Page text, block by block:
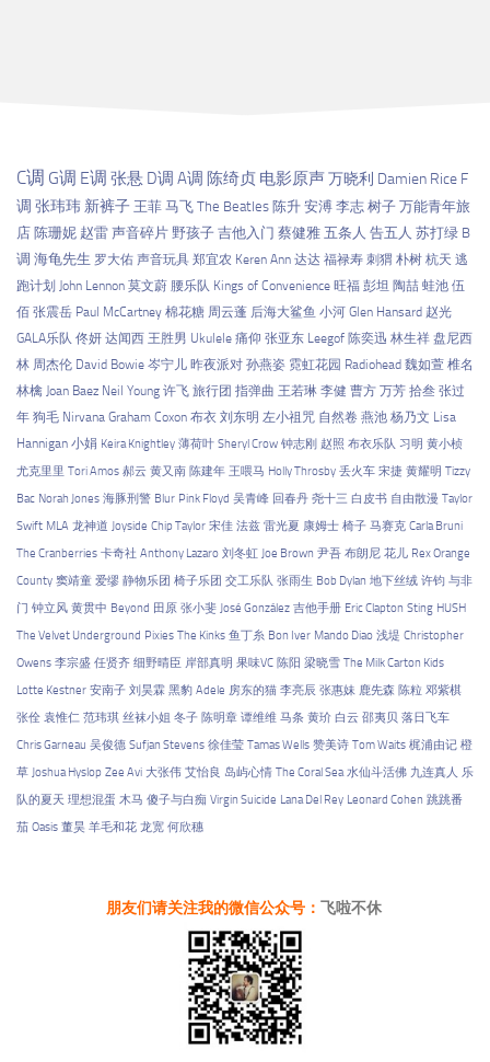
C调 G调 E调 张悬 D调 A调 陈绮贞 电影原声万晓利 Damien Rice F
调 张玮玮 新裤子 王菲马飞 The Beatles 陈升 安溥 李志 树子 万能青年旅
店 陈珊妮 赵雷 声音碎片 野孩子 吉他入门 蔡健雅 五条人 告五人 苏打绿 B
调 海龟先生 罗大佑 声音玩具 郑宜农 Keren Ann 达达 福禄寿 刺猬 朴树 杭天 逃
跑计划 John Lennon 莫文蔚 腰乐队 Kings of Convenience 旺福 彭坦 陶喆 蛙池 伍
佰 张震岳 Paul McCartney 棉花糖 周云蓬 后海大鲨鱼 小河 Glen Hansard 赵光
GALA乐队 佟妍 达闻西 王胜男 Ukulele 痛仰 张亚东 Leegof 陈奕迅 林生祥 盘尼西
林 周杰伦 David Bowie 岑宁儿 昨夜派对 孙燕姿 霓虹花园 Radiohead 魏如萱 椎名
林檎 Joan Baez Neil Young 许飞 旅行团 指弹曲 王若琳 李健 曹方 万芳 拾叁 张过
年 狗毛 Nirvana Graham Coxon 布衣 刘东明 左小祖咒 自然卷 燕池 杨乃文 Lisa
Hannigan 小娟 Keira Knightley 薄荷叶 Sheryl Crow 钟志刚 赵照 布衣乐队 习明 黄小桢
尤克里里 Tori Amos 郝云 黄又南 陈建年 王喂马 Holly Throsby 丢火车 宋捷 黄耀明 Tizzy
Bac Norah Jones 海豚刑警 Blur Pink Floyd 吴青峰 回春丹 尧十三 白皮书 自由散漫 Taylor
Swift MLA 龙神道 Joyside Chip Taylor 宋佳 法兹 雷光夏 康姆士 椅子 马赛克 Carla Bruni
The Cranberries 卡奇社 Anthony Lazaro 刘冬虹 Joe Brown 尹吾 布朗尼 花儿 Rex Orange
County 窦靖童 爱缪 静物乐团 椅子乐团 交工乐队 张雨生 Bob Dylan 地下丝绒 许钧 与非
门 钟立风 黄贯中 Beyond 田原 张小斐 José González 吉他手册 Eric Clapton Sting HUSH
The Velvet Underground Pixies The Kinks 鱼丁糸 Bon Iver Mando Diao 浅堤 Christopher
Owens 李宗盛 任贤齐 细野晴臣 岸部真明 果味VC 陈阳 梁晓雪 The Milk Carton Kids
Lotte Kestner 安南子 刘昊霖 黑豹 Adele 房东的猫 李亮辰 张惠妹 鹿先森 陈粒 邓紫棋
张佺 袁惟仁 范玮琪 丝袜小姐 冬子 陈明章 谭维维 马条 黄玠 白云 邵夷贝 落日飞车
Chris Garneau 吴俊德 Sufjan Stevens 徐佳莹 Tamas Wells 赞美诗 Tom Waits 梶浦由记 橙
草 Joshua Hyslop Zee Avi 大张伟 艾怡良 岛屿心情 The Coral Sea 水仙斗活佛 九连真人 乐
队的夏天 理想混蛋 木马 傻子与白痴 Virgin Suicide Lana Del Rey Leonard Cohen 跳跳番
茄 Oasis 董昊 羊毛和花 龙宽 何欣穗
朋友们请关注我的微信公众号： 飞啦不休